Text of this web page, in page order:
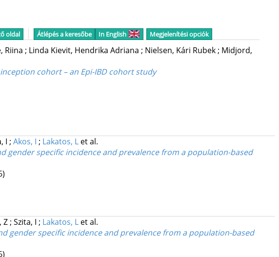
oldal Átlépés a keresőbe In English Megjelenítési opciók
Riina ; Linda Kievit, Hendrika Adriana ; Nielsen, Kári Rubek; Midjord,
cohort – an Epi-IBD cohort study
I ; Akos, I ; Lakatos, L et al.
gender specific incidence and prevalence from a population-based
Z; Szita, I ; Lakatos, L et al.
gender specific incidence and prevalence from a population-based